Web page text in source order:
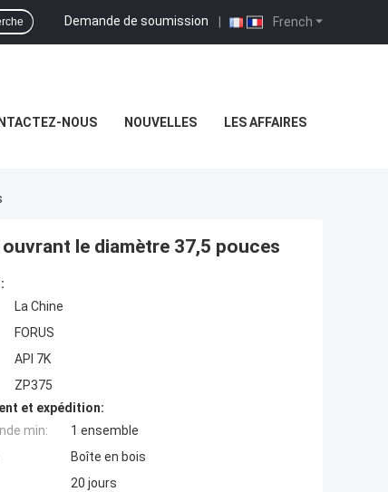
French
Demande de soumission |
NOUS NOUVELLES LES AFFAIRES
le diamètre 37,5 pouces
La Chine
FORUS
API 7K
ZP375
et expédition:
min:
1 ensemble
Boîte en bois
20 jours